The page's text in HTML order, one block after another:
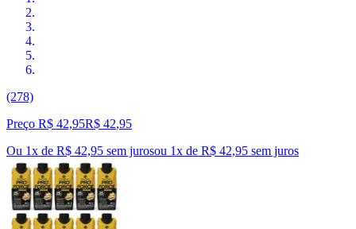
(278)
Preço R$ 42,95R$ 42,95
Ou 1x de R$ 42,95 sem jurosou 1x de R$ 42,95 sem juros